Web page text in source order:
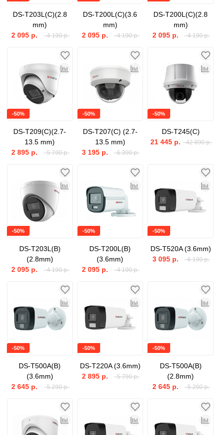
DS-T203L(C)(2.8
mm)
4 190 р.
2 095 р.
DS-T200L(C)(3.6
mm)
4 190 р.
2 095 р.
DS-T200L(C)(2.8
mm)
4 190 р.
2 095 р.
-50%
DS-T209(C)(2.7-
13.5 mm)
5 790 р.
2 895 р.
-50%
DS-T207(C) (2.7-
13.5 mm)
6 390 р.
3 195 р.
-50%
DS-T245(C)
42 890 р.
21 445 р.
-50%
DS-T203L(B)
(2.8mm)
4 190 р.
2 095 р.
-50%
DS-T200L(B)
(3.6mm)
4 190 р.
2 095 р.
-50%
DS-T520A (3.6mm)
6 190 р.
3 095 р.
-50%
DS-T500A(B)
(3.6mm)
5 290 р.
2 645 р.
-50%
DS-T220A (3.6mm)
5 790 р.
2 895 р.
-50%
DS-T500A(B)
(2.8mm)
5 290 р.
2 645 р.